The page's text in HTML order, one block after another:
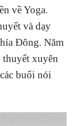
về Yoga.
và dạy
Đông. Năm
thuyết xuyên
buổi nói